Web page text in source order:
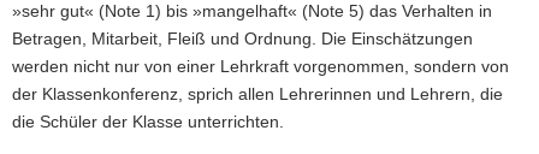
»sehr gut« (Note 1) bis »mangelhaft« (Note 5) das Verhalten in
Betragen, Mitarbeit, Fleiß und Ordnung. Die Einschätzungen
werden nicht nur von einer Lehrkraft vorgenommen, sondern von
der Klassenkonferenz, sprich allen Lehrerinnen und Lehrern, die
die Schüler der Klasse unterrichten.